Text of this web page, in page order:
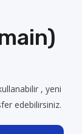
, yeni
edebilirsiniz.